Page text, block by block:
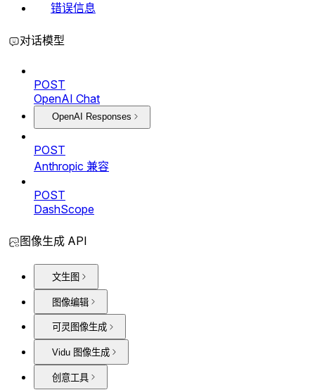
错误信息
对话模型
POST
OpenAI Chat
OpenAI Responses
POST
Anthropic 兼容
POST
DashScope
图像生成 API
文生图
图像编辑
可灵图像生成
Vidu 图像生成
创意工具